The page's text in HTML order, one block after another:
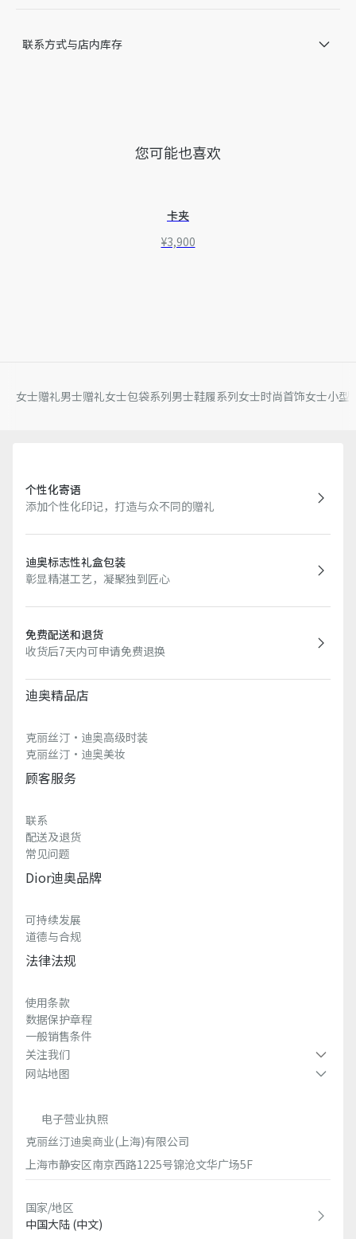
买的产品原产地请见产品标签。
联系方式与店内库存
您可能也喜欢
卡夹
¥3,900
女士赠礼男士赠礼女士包袋系列男士鞋履系列女士时尚首饰女士小型
个性化寄语
添加个性化印记，打造与众不同的赠礼
迪奥标志性礼盒包装
彰显精湛工艺，凝聚独到匠心
免费配送和退货
收货后7天内可申请免费退换
迪奥精品店
克丽丝汀·迪奥高级时装
克丽丝汀·迪奥美妆
顾客服务
联系
配送及退货
常见问题
Dior迪奥品牌
可持续发展
道德与合规
法律法规
使用条款
数据保护章程
一般销售条件
关注我们
网站地图
电子营业执照
克丽丝汀迪奥商业(上海)有限公司
上海市静安区南京西路1225号锦沧文华广场5F
国家/地区
中国大陆 (中文)